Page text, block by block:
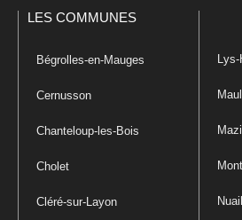
LES COMMUNES
Bégrolles-en-Mauges
Cernusson
Chanteloup-les-Bois
Cholet
Cléré-sur-Layon
Lys-